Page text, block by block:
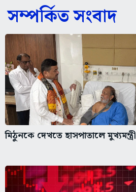
সম্পর্কিত সংবাদ
মিঠুনকে দেখতে হাসপাতালে মুখ্যমন্ত্রী